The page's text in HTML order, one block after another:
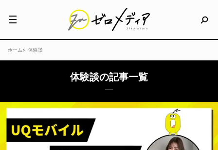
ホーム 体験談
体験談の記事一覧